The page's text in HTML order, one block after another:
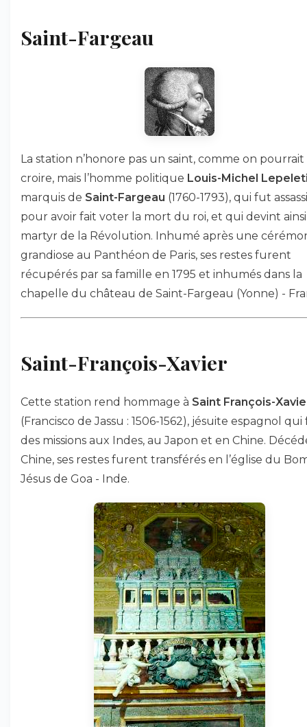
Saint-Fargeau
La station n’honore pas un saint, comme on pourrait
croire, mais l’homme politique Louis-Michel
marquis de Saint-Fargeau (1760-1793), qui fut
pour avoir fait voter la mort du roi, et qui devint
martyr de la Révolution. Inhumé après une
grandiose au Panthéon de Paris, ses restes furent
récupérés par sa famille en 1795 et inhumés dans la
chapelle du château de Saint-Fargeau (Yonne) -
Saint-François-Xavier
Cette station rend hommage à Saint François-
(Francisco de Jassu : 1506-1562), jésuite espagnol
des missions aux Indes, au Japon et en Chine.
Chine, ses restes furent transférés en l’église du
Jésus de Goa - Inde.